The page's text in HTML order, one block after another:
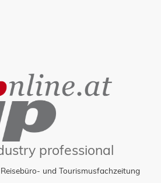
professional
und Tourismusfachzeitung